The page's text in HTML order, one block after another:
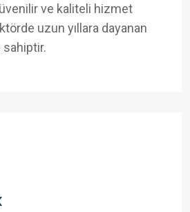
ve kaliteli hizmet
uzun yıllara dayanan